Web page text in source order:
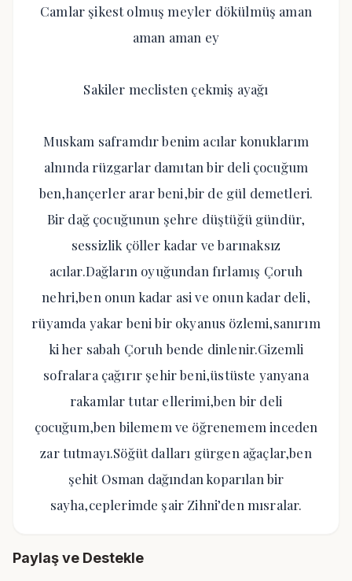
Camlar şikest olmuş meyler dökülmüş aman
aman aman ey
Sakiler meclisten çekmiş ayağı
Muskam saframdır benim acılar konuklarım
alnında rüzgarlar damıtan bir deli çocuğum
ben,hançerler arar beni,bir de gül demetleri.
Bir dağ çocuğunun şehre düştüğü gündür,
sessizlik çöller kadar ve barınaksız
acılar.Dağların oyuğundan fırlamış Çoruh
nehri,ben onun kadar asi ve onun kadar deli,
rüyamda yakar beni bir okyanus özlemi,sanırım
ki her sabah Çoruh bende dinlenir.Gizemli
sofralara çağırır şehir beni,üstüste yanyana
rakamlar tutar ellerimi,ben bir deli
çocuğum,ben bilemem ve öğrenemem inceden
zar tutmayı.Söğüt dalları gürgen ağaçlar,ben
şehit Osman dağından koparılan bir
sayha,ceplerimde şair Zihni’den mısralar.
Paylaş ve Destekle